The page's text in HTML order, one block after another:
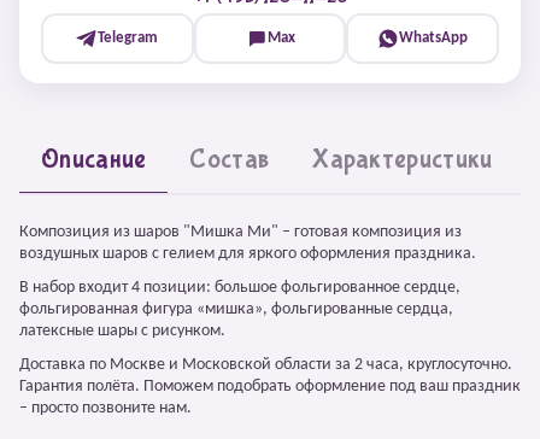
Telegram Max WhatsApp
Описание Состав Характеристики
Композиция из шаров "Мишка Ми" – готовая композиция из
воздушных шаров с гелием для яркого оформления праздника.
В набор входит 4 позиции: большое фольгированное сердце,
фольгированная фигура «мишка», фольгированные сердца,
латексные шары с рисунком.
Доставка по Москве и Московской области за 2 часа, круглосуточно.
Гарантия полёта. Поможем подобрать оформление под ваш праздник
– просто позвоните нам.